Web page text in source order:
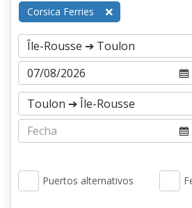
Corsica Ferries
Puertos alternativos